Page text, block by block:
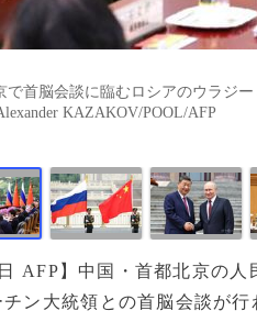
で首脳会談に臨むロシアのウラジ
KAZAKOV/POOL/AFP
日 AFP】中国・首都北京の
チン大統領との首脳会談が